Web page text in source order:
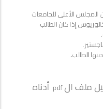
الأعلى للجامعات
إذا كان الطالب
الطالب.
ملف الpdf أدناه